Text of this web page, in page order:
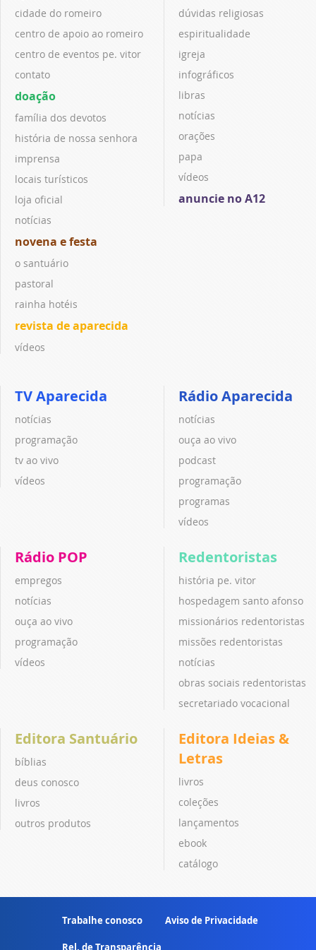
cidade do romeiro
centro de apoio ao romeiro
centro de eventos pe. vitor
contato
doação
família dos devotos
história de nossa senhora
imprensa
locais turísticos
loja oficial
notícias
novena e festa
o santuário
pastoral
rainha hotéis
revista de aparecida
vídeos
dúvidas religiosas
espiritualidade
igreja
infográficos
libras
notícias
orações
papa
vídeos
anuncie no A12
TV Aparecida
notícias
programação
tv ao vivo
vídeos
Rádio Aparecida
notícias
ouça ao vivo
podcast
programação
programas
vídeos
Rádio POP
empregos
notícias
ouça ao vivo
programação
vídeos
Redentoristas
história pe. vitor
hospedagem santo afonso
missionários redentoristas
missões redentoristas
notícias
obras sociais redentoristas
secretariado vocacional
Editora Santuário
bíblias
deus conosco
livros
outros produtos
Editora Ideias &
Letras
livros
coleções
lançamentos
ebook
catálogo
Trabalhe conosco Aviso de Privacidade
Rel. de Transparência